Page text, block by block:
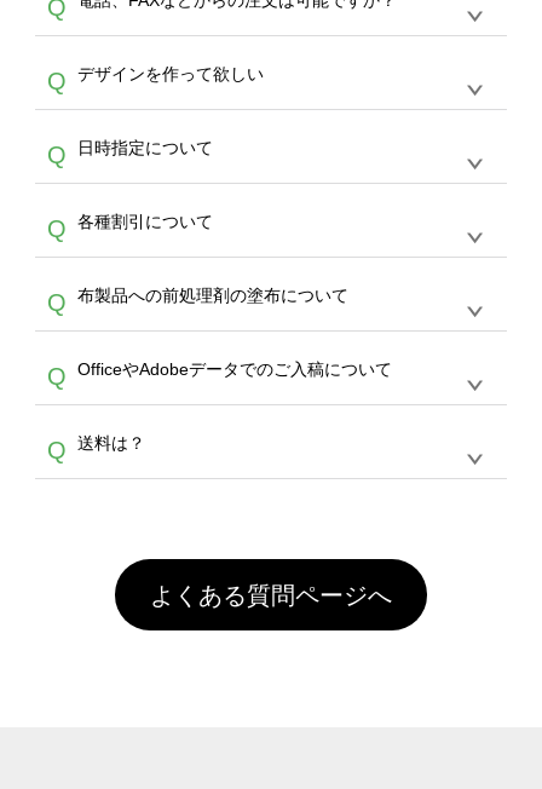
は、サポートが担当するエコバッグコンシェル
やタンブラーコンシェルをご利用ください。製
作する数量が多ければ多いほど、オンデマンド
サービスよりも低価格で製作することが可能で
す。
ドできるデータ形式は、JPG / PNG / AI / PSD /
PDF 形式になります。データの最大サイズ
写真などもアップロード可能です。使用できな
い画像はエラーになります。（※ Illustratorか
らの直接入稿には対応していません。AIで保存
し、デザインツールからアップロードして下さ
い）
Q
A
文のみ受け付けております。30個以上のご製
作をお考えの方は、サポートが担当するエコバ
スをご利用頂ければ、電話やFAX、メールなど
でご注文が可能です。
Q デザインを作って欲しい
A
を作って欲しい。などの場合は、製作数量が
30個以上であれば、サポート担当が、デザイ
バッグコンシェル
サー
ビスをご利用ください。(※ 30個以下の場合
は、デザインツールをご利用ください)
Q 日時指定について
A
ん。発送後18時以降に配送業者・伝票番号を
メールでお知らせいたしますので、直接配送業
者にご連絡いただき調整をお願い致します。
Q 各種割引について
A
カート内で自動的に割引(最大50%)が適用され
ます。 【付与ポイント】購入金額の1％が1ポ
イントとして付与され、次回ご注文時に1ポイ
ント＝1円としてお使いいただけます。ポイン
トは発送完了の翌日に付与され、次回ご注文時
からご利用頂けます。ポイントの有効期限は一
年間です。【会員ランク】過去10カ月のご注
文回数により会員ランク割引(最大5%)が適用
頂いても、ログインがされていなければ、ラン
クにカウントがされません。
Q 布製品への前処理剤の塗布について
A
意点（前処理剤）】カラー生地（Tシャツのホ
ワイト、トートバッグのナチュラル、ホワイト
といって、プリントを定着させるための処理剤
を塗布しており、短納期・低価格で商品をお届
害な性質で、水洗いで落とすことが可能です。
お手数ですが、お客様ご自身にて着用前に落と
していただけますようお願いいたします。※1
通常注文・直送機能でのご注文に関わらず、前
Q OfficeやAdobeデータでのご入稿について
A
ません。いずれのデータも該当デザインのみ画
像(JPEG,PNG,GIF,PDF)に変換、またはAdobe
Q 送料は？
引」などによるお値引きで4,000円未満になる
場合は送料がかかりますので、ご注意くださ
い。
よくある質問ページへ